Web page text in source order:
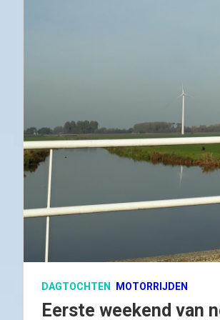
DAGTOCHTEN MOTORRIJDEN
Eerste weekend van